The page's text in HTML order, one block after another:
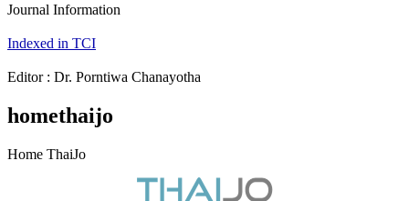
Journal Information
Indexed in TCI
Editor : Dr. Porntiwa Chanayotha
homethaijo
Home ThaiJo